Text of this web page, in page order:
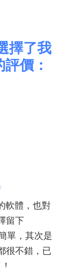
擇了我
價：
軟體，也對
留下
單，其次是
很不錯，已